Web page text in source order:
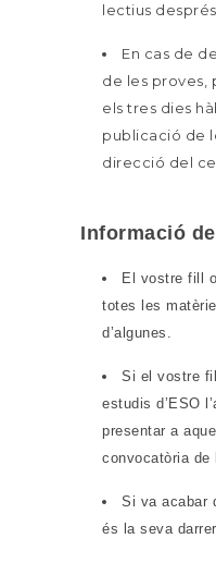
lectius
En cas de
de les proves,
els tres dies
publicació de
direcció del
Informació
El vostre fill
totes les
d’algunes.
Si el vostre
estudis d’ESO
presentar a
convocatòria de
Si va acabar
és la seva